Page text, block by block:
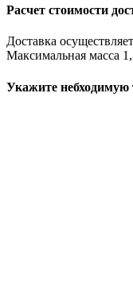
Расчет стоимости
Доставка
Максимальная масса
Укажите небходимую